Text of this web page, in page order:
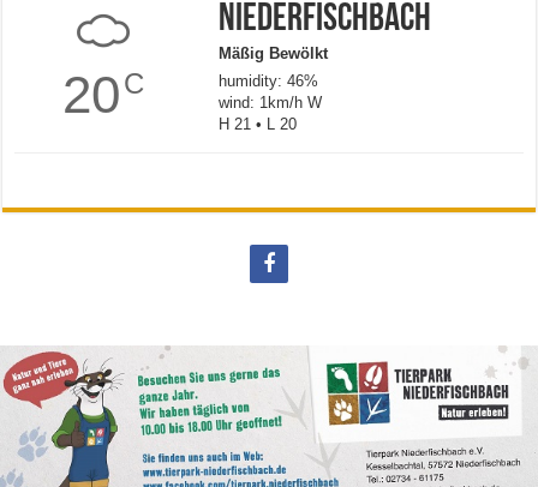
20C
Niederfischbach
Mäßig Bewölkt
humidity: 46%
wind: 1km/h W
H 21 • L 20